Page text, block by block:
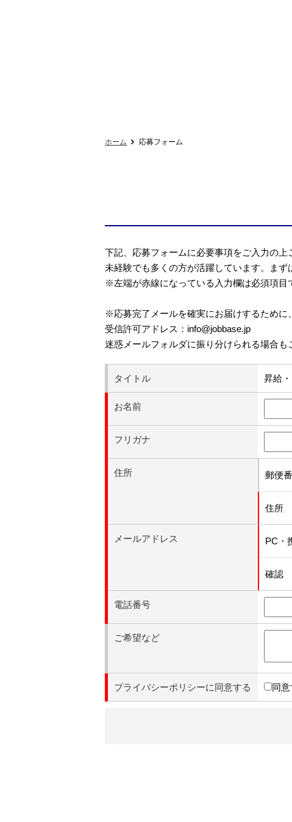
ホーム 応募フォーム
下記、応募フォームに必要事項をご入力の上
未経験でも多くの方が活躍しています。まず
※左端が赤線になっている入力欄は必須項目
※応募完了メールを確実にお届けするために
受信許可アドレス：info@jobbase.jp
迷惑メールフォルダに振り分けられる場合も
タイトル 昇給
お名前
フリガナ
住所 郵便
住所
メールアドレス PC・
確認
電話番号
ご希望など
プライバシーポリシーに同意する 同意